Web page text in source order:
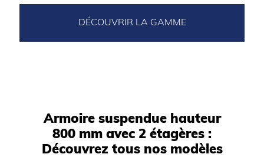
DÉCOUVRIR LA GAMME
Armoire suspendue hauteur
800 mm avec 2 étagères :
Découvrez tous nos modèles